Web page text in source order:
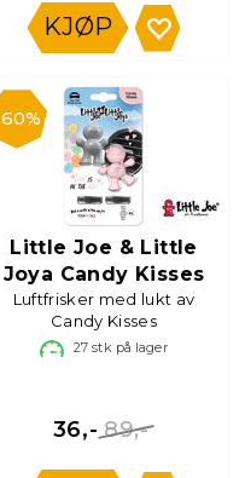
KJØP
60%
Little Joe & Little
Joya Candy Kisses
Luftfrisker med lukt av
Candy Kisses
27 stk på lager
89,-
36,-